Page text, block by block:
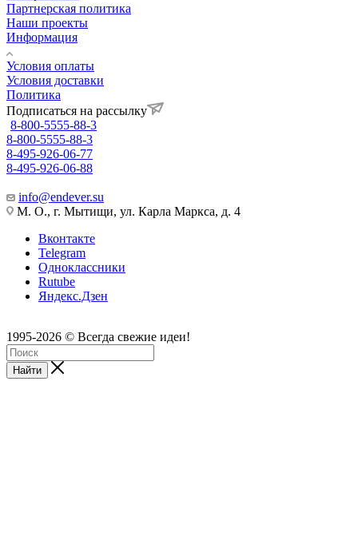
Партнерская политика
Наши проекты
Информация
Условия оплаты
Условия доставки
Политика
Подписаться на рассылку
8-800-5555-88-3
8-800-5555-88-3
8-495-926-06-77
8-495-926-06-88
info@endever.su
М. О., г. Мытищи, ул. Карла Маркса, д. 4
Вконтакте
Telegram
Одноклассники
Rutube
Яндекс.Дзен
1995-2026 © Всегда свежие идеи!
Найти